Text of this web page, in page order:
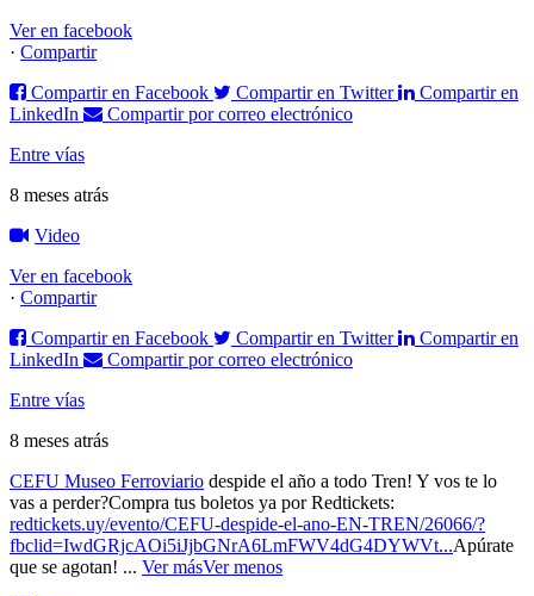
Ver en facebook
· Compartir
Compartir en Facebook
Compartir en Twitter
Compartir en
LinkedIn
Compartir por correo electrónico
Entre vías
8 meses atrás
Video
Ver en facebook
· Compartir
Compartir en Facebook
Compartir en Twitter
Compartir en
LinkedIn
Compartir por correo electrónico
Entre vías
8 meses atrás
CEFU Museo Ferroviario despide el año a todo Tren! Y vos te lo
vas a perder?Compra tus boletos ya por Redtickets:
redtickets.uy/evento/CEFU-despide-el-ano-EN-TREN/26066/?
fbclid=IwdGRjcAOi5iJjbGNrA6LmFWV4dG4DYWVt...Apúrate
que se agotan! ... Ver másVer menos